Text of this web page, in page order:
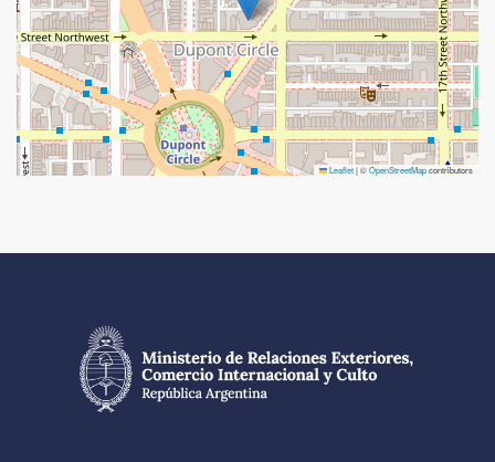
Leaflet|©OpenStreetMapcontributors